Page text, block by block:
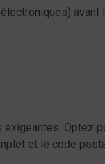
avant
Optez
et le code